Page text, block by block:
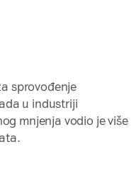
sprovođenje
u industriji
mnjenja vodio je više